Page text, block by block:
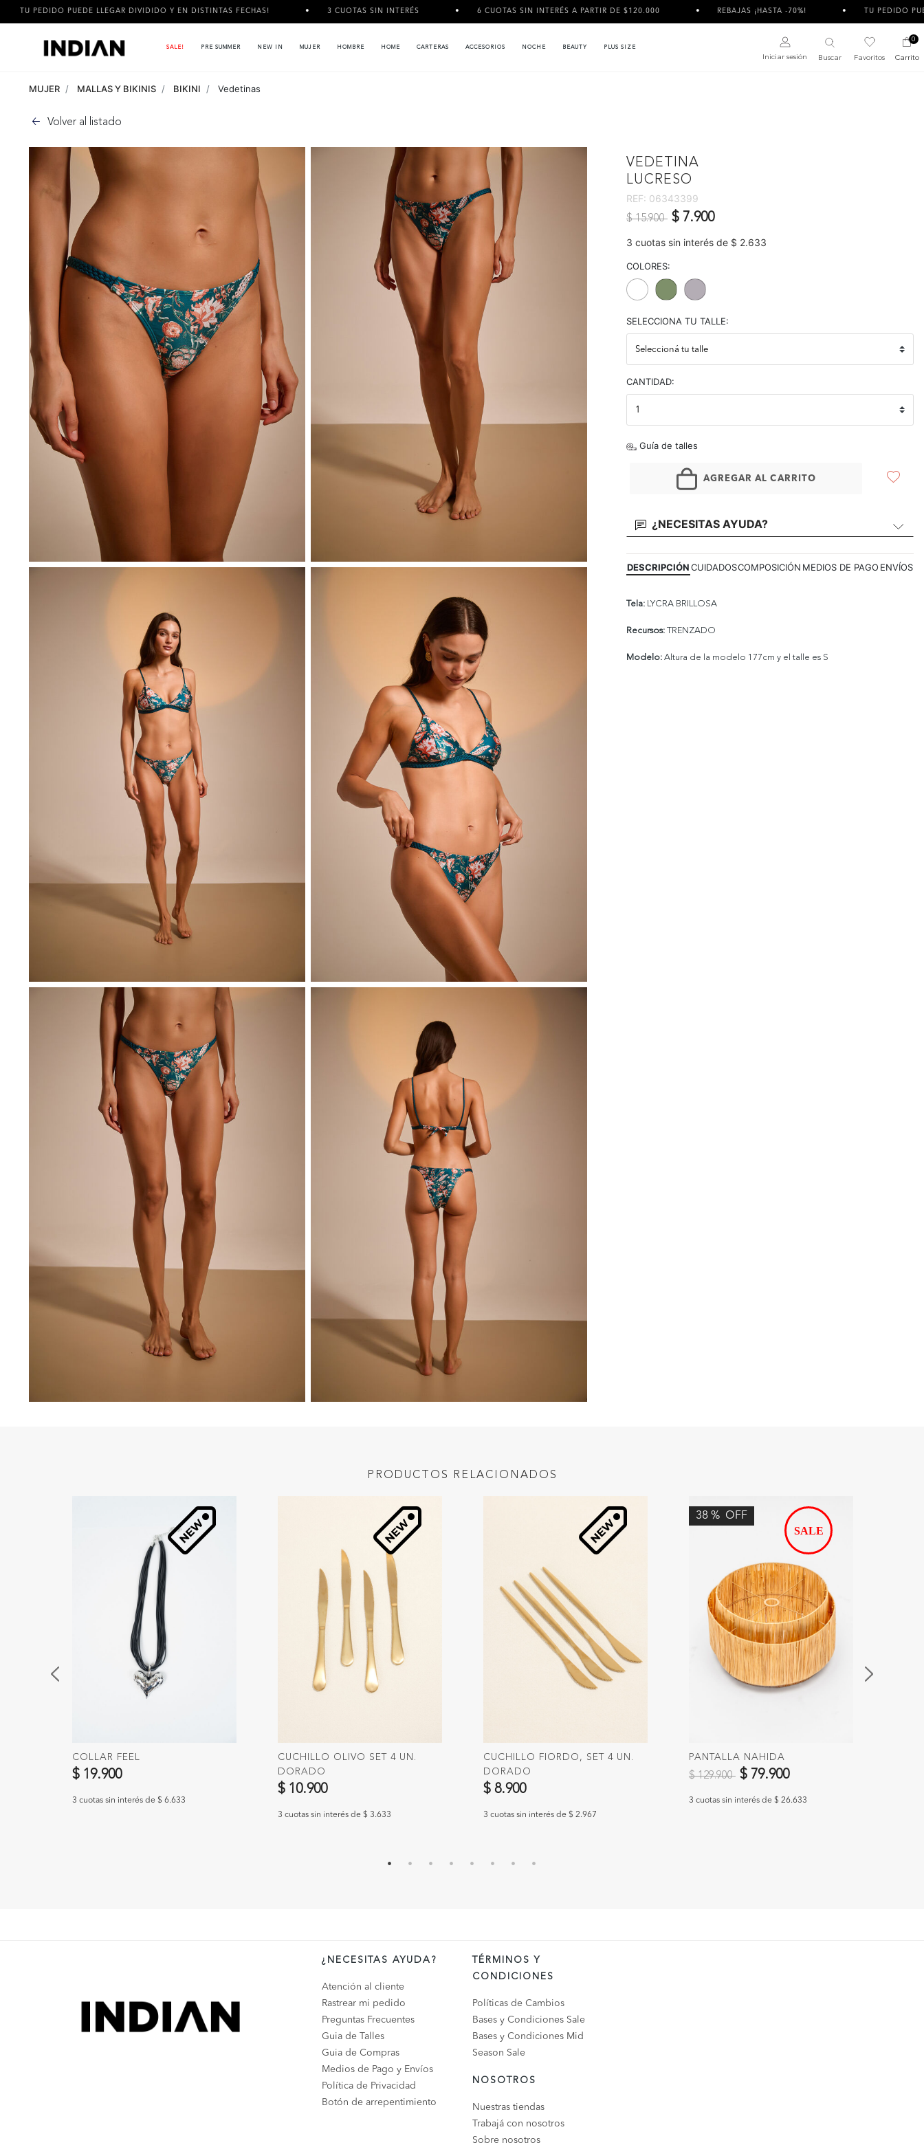
LLEGAR DIVIDIDO Y EN DISTINTAS FECHAS! 3 CUOTAS SIN INTERÉS 6 CUOTAS SIN INTERÉS A PARTIR DE $120.000 REBAJAS ¡HASTA -70%! TU PEDIDO PUEDE LLEGAR
SALE! PRE SUMMER NEW IN MUJER HOMBRE HOME CARTERAS ACCESORIOS NOCHE BEAUTY PLUS SIZE
Iniciar sesión Buscar Favoritos
0
Carrito
MUJER MALLAS Y BIKINIS BIKINI Vedetinas
Volver al listado
VEDETINA
LUCRESO
REF: 06343399
Precio reducido de
$ 15.900 a$ 7.900
3 cuotas sin interés de $ 2.633
COLORES:
SELECCIONA TU TALLE:
CANTIDAD:
Guía de talles
AGREGAR AL CARRITO
¿NECESITAS AYUDA?
DESCRIPCIÓNCUIDADOSCOMPOSICIÓN MEDIOS DE PAGO ENVÍOS
Tela: LYCRA BRILLOSA
Recursos: TRENZADO
Modelo: Altura de la modelo 177cm y el talle es S
PRODUCTOS RELACIONADOS
COLLAR FEEL
$ 19.900
3 cuotas sin interés de $ 6.633
CUCHILLO OLIVO SET 4 UN.
DORADO
$ 10.900
3 cuotas sin interés de $ 3.633
CUCHILLO FIORDO, SET 4 UN.
DORADO
$ 8.900
3 cuotas sin interés de $ 2.967
38 % OFF
PANTALLA NAHIDA
Precio reducido de
$ 129.900 a$ 79.900
3 cuotas sin interés de $ 26.633
¿NECESITAS AYUDA?
Atención al cliente
Rastrear mi pedido
Preguntas Frecuentes
Guia de Talles
Guia de Compras
Medios de Pago y Envíos
Política de Privacidad
Botón de arrepentimiento
TÉRMINOS Y
CONDICIONES
Políticas de Cambios
Bases y Condiciones Sale
Bases y Condiciones Mid
Season Sale
NOSOTROS
Nuestras tiendas
Trabajá con nosotros
Sobre nosotros